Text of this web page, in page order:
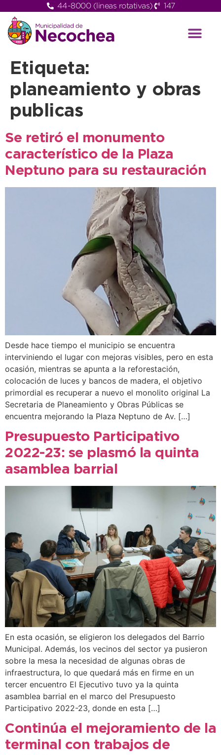
44-8000 (lineas rotativas) 147
Etiqueta:
planeamiento y obras
publicas
Se retiró el monumento
característico de la Plaza
Neptuno para su restauración
Desde hace tiempo el municipio se encuentra
interviniendo el lugar con mejoras visibles, pero en esta
ocasión, mientras se apunta a la reforestación,
colocación de luces y bancos de madera, el objetivo
primordial es recuperar a nuevo el monolito original La
Secretaria de Planeamiento y Obras Públicas se
encuentra mejorando la Plaza Neptuno de Av. […]
Presupuesto Participativo
2022-23: se plasmó la quinta
asamblea barrial
En esta ocasión, se eligieron los delegados del Barrio
Municipal. Además, los vecinos del sector ya pusieron
sobre la mesa la necesidad de algunas obras de
infraestructura, lo que quedará más en firme en un
tercer encuentro El Ejecutivo tuvo ya la quinta
asamblea barrial en el marco del Presupuesto
Participativo 2022-23, donde en esta […]
Continúa el mejoramiento de la
terminal con trabajos de